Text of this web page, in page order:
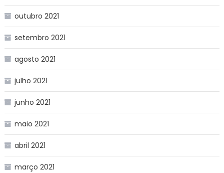
outubro 2021
setembro 2021
agosto 2021
julho 2021
junho 2021
maio 2021
abril 2021
março 2021